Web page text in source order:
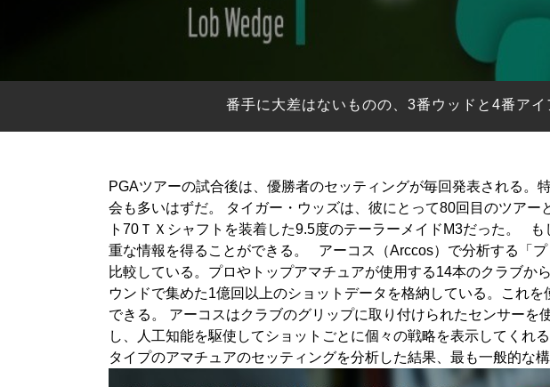
番手に大差はないものの、3番ウッドと4番ア
PGAツアーの試合後は、優勝者のセッティングが毎回発表される
会も多いはずだ。 タイガー・ウッズは、彼にとって80回目のツア
ト70ＴＸシャフトを装着した9.5度のテーラーメイドM3だった。
重な情報を得ることができる。 アーコス（Arccos）で分析する「
比較している。プロやトップアマチュアが使用する14本のクラブ
ウンドで集めた1億回以上のショットデータを格納している。これ
できる。 アーコスはクラブのグリップに取り付けられたセンサー
し、人工知能を駆使してショットごとに個々の戦略を表示してくれ
タイプのアマチュアのセッティングを分析した結果、最も一般的な
編集部のおすすめ
Our Mission 私たちの使命